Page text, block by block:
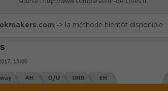
-> la méthode bientôt disponible